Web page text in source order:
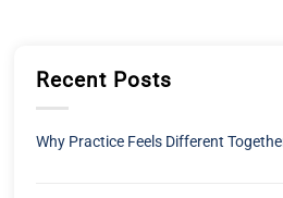
Recent Posts
Why Practice Feels Different